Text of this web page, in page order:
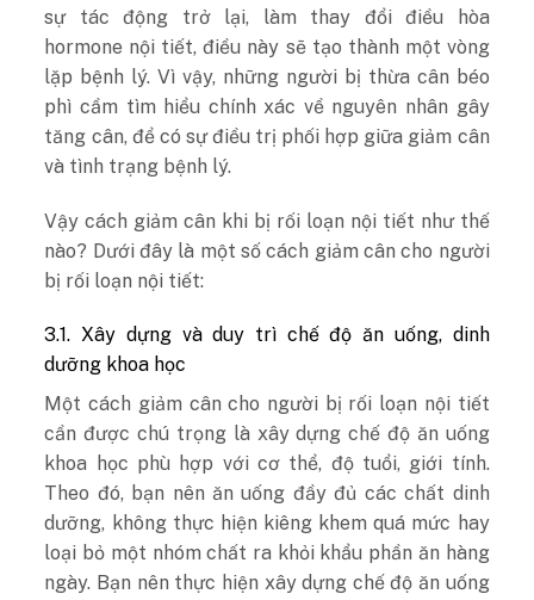
sự tác động trở lại, làm thay đổi điều hòa
hormone nội tiết, điều này sẽ tạo thành một vòng
lặp bệnh lý. Vì vậy, những người bị thừa cân béo
phì cầm tìm hiểu chính xác về nguyên nhân gây
tăng cân, để có sự điều trị phối hợp giữa giảm cân
và tình trạng bệnh lý.
Vậy cách giảm cân khi bị rối loạn nội tiết như thế
nào? Dưới đây là một số cách giảm cân cho người
bị rối loạn nội tiết:
3.1. Xây dựng và duy trì chế độ ăn uống, dinh
dưỡng khoa học
Một cách giảm cân cho người bị rối loạn nội tiết
cần được chú trọng là xây dựng chế độ ăn uống
khoa học phù hợp với cơ thể, độ tuổi, giới tính.
Theo đó, bạn nên ăn uống đầy đủ các chất dinh
dưỡng, không thực hiện kiêng khem quá mức hay
loại bỏ một nhóm chất ra khỏi khẩu phần ăn hàng
ngày. Bạn nên thực hiện xây dựng chế độ ăn uống